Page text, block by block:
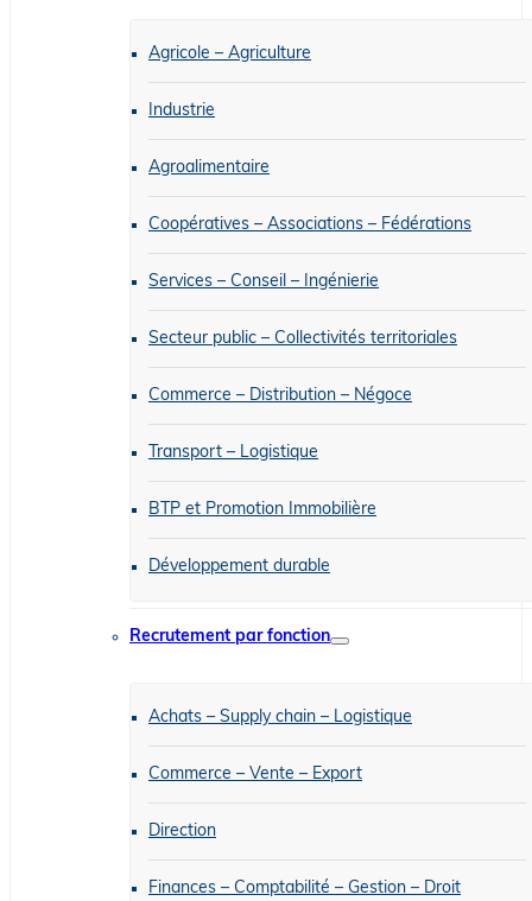
Agricole – Agriculture
Industrie
Agroalimentaire
Coopératives – Associations – Fédérations
Services – Conseil – Ingénierie
Secteur public – Collectivités territoriales
Commerce – Distribution – Négoce
Transport – Logistique
BTP et Promotion Immobilière
Développement durable
Recrutement par fonction
Achats – Supply chain – Logistique
Commerce – Vente – Export
Direction
Finances – Comptabilité – Gestion – Droit